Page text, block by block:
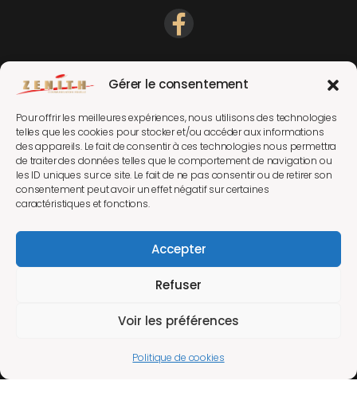
Gérer le consentement
Pour offrir les meilleures expériences, nous utilisons des technologies
telles que les cookies pour stocker et/ou accéder aux informations
des appareils. Le fait de consentir à ces technologies nous permettra
de traiter des données telles que le comportement de navigation ou
les ID uniques sur ce site. Le fait de ne pas consentir ou de retirer son
consentement peut avoir un effet négatif sur certaines
caractéristiques et fonctions.
Accepter
Refuser
Voir les préférences
Politique de cookies